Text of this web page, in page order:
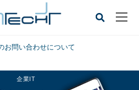
お問い合わせについて
企業IT